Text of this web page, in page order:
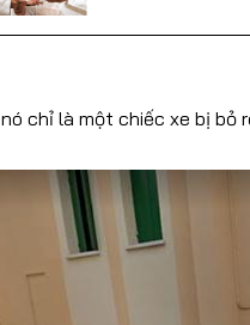
nó chỉ là một chiếc xe bị bỏ